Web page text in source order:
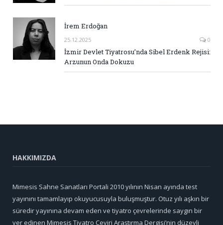
İrem Erdoğan
25.12.2025 0
İzmir Devlet Tiyatrosu’nda Sibel Erdenk Rejisi:
Arzunun Onda Dokuzu
HAKKIMIZDA
Mimesis Sahne Sanatları Portali 2010 yılının Nisan ayında test
yayınını tamamlayıp okuyucusuyla buluşmuştur. Otuz yılı aşkın bir
süredir yayınına devam eden ve tiyatro çevrelerinde saygın bir
yer edinen Mimesis Tiyatro Çeviri Araştırma Dergisi’nin düzeyli